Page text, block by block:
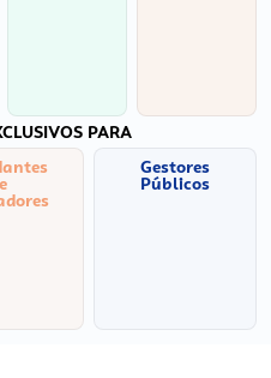
PARA
e
Gestores
Públicos